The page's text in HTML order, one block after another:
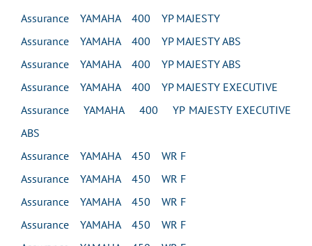
Assurance YAMAHA 400 YP MAJESTY
Assurance YAMAHA 400 YP MAJESTY ABS
Assurance YAMAHA 400 YP MAJESTY ABS
Assurance YAMAHA 400 YP MAJESTY EXECUTIVE
Assurance YAMAHA 400 YP MAJESTY EXECUTIVE
ABS
Assurance YAMAHA 450 WR F
Assurance YAMAHA 450 WR F
Assurance YAMAHA 450 WR F
Assurance YAMAHA 450 WR F